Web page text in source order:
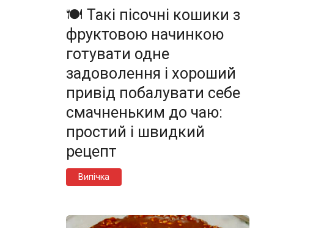
🍽️ Такі пісочні кошики з
фруктовою начинкою
готувати одне
задоволення і хороший
привід побалувати себе
смачненьким до чаю:
простий і швидкий
рецепт
Випічка